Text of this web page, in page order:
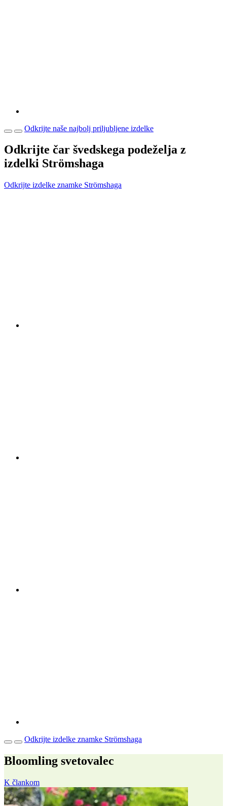
Odkrijte naše najbolj priljubljene izdelke
Odkrijte čar švedskega podeželja z
izdelki Strömshaga
Odkrijte izdelke znamke Strömshaga
Odkrijte izdelke znamke Strömshaga
Bloomling svetovalec
K člankom